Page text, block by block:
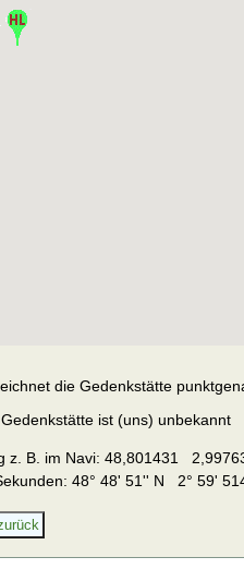
die Gedenkstätte
ist (uns) unbekannt
z. B. im Navi: 48,801431
48° 48' 51'' N 2° 59'